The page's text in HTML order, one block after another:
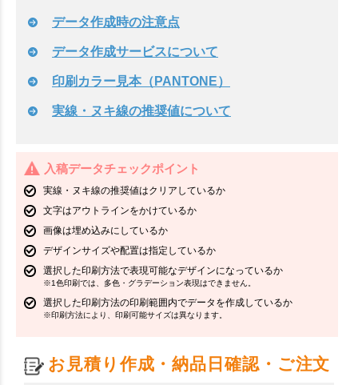
データ作成時の注意点
データ作成サービスについて
印刷カラー見本（PANTONE）
実線・ヌキ線の推奨値について
入稿データチェックポイント
実線・ヌキ線の推奨値はクリアしているか
文字はアウトラインをかけているか
画像は埋め込みにしているか
デザインサイズや配置は指定しているか
選択した印刷方法で表現可能なデザインになっているか
※1色印刷では、多色・グラデーション表現はできません。
選択した印刷方法の印刷範囲内でデータを作成しているか
※印刷方法により、印刷可能サイズは異なります。
お見積り作成・納品日確認・ご注文